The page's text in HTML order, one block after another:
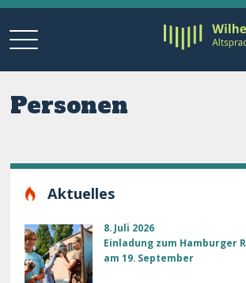
Personen
Aktuelles
8. Juli 2026
Einladung zum Hamburger
am 19. September